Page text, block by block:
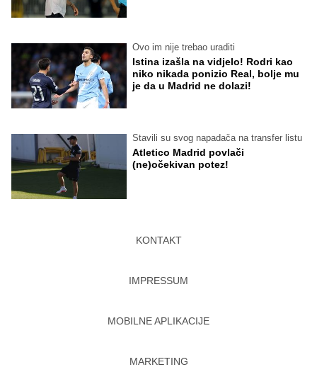
Ovo im nije trebao uraditi
Istina izašla na vidjelo! Rodri kao
niko nikada ponizio Real, bolje mu
je da u Madrid ne dolazi!
Stavili su svog napadača na transfer listu
Atletico Madrid povlači
(ne)očekivan potez!
KONTAKT
IMPRESSUM
MOBILNE APLIKACIJE
MARKETING